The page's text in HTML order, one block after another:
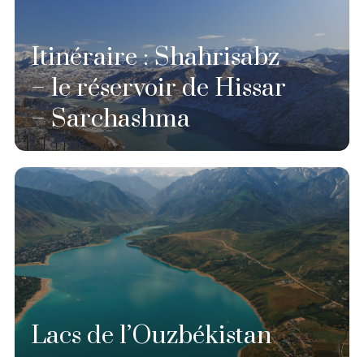
Itinéraire : Shahrisabz
– le réservoir de Hissar
– Sarchashma
Lacs de l’Ouzbékistan